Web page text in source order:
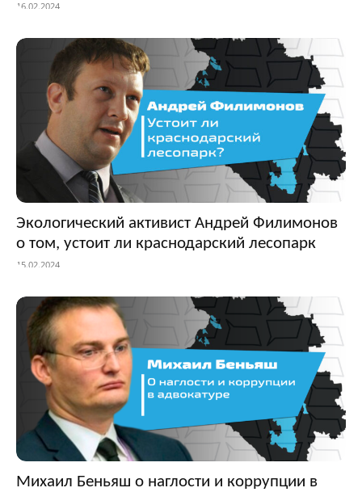
16.02.2024
Экологический активист Андрей Филимонов
о том, устоит ли краснодарский лесопарк
15.02.2024
Михаил Беньяш о наглости и коррупции в